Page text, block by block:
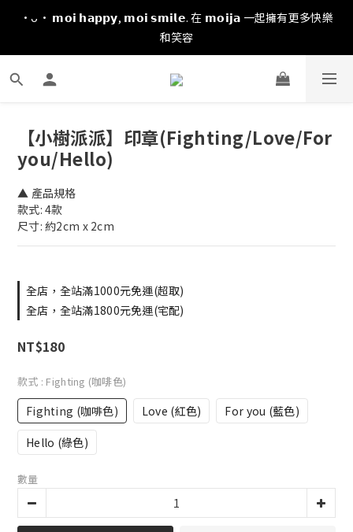
·ᴗ· 𝗺𝗼𝗶 𝗵𝗮𝗽𝗽𝘆, 𝗺𝗼𝗶 𝘀𝗺𝗶𝗹𝗲. 在 𝗺𝗼𝗶𝗷𝗮 一起擁有更多快樂
和笑容
【小樹派派】印章(Fighting/Love/For
you/Hello)
▲ 產品規格
款式: 4款
尺寸: 約2cm x 2cm
全店，全站滿1000元免運(超取)
全店，全站滿1800元免運(宅配)
NT$180
款式 : Fighting (咖啡色)
Fighting (咖啡色) Love (紅色)
For you (藍色)
Hello (綠色)
數量